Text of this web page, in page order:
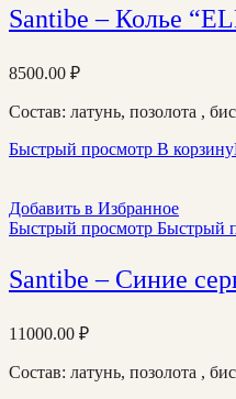
Santibe – Колье
8500.00 ₽
Состав: латунь, позолота ,
Быстрый просмотр В корзину
Добавить в Избранное
Быстрый просмотр Быстрый
Santibe – Синие
11000.00 ₽
Состав: латунь, позолота ,